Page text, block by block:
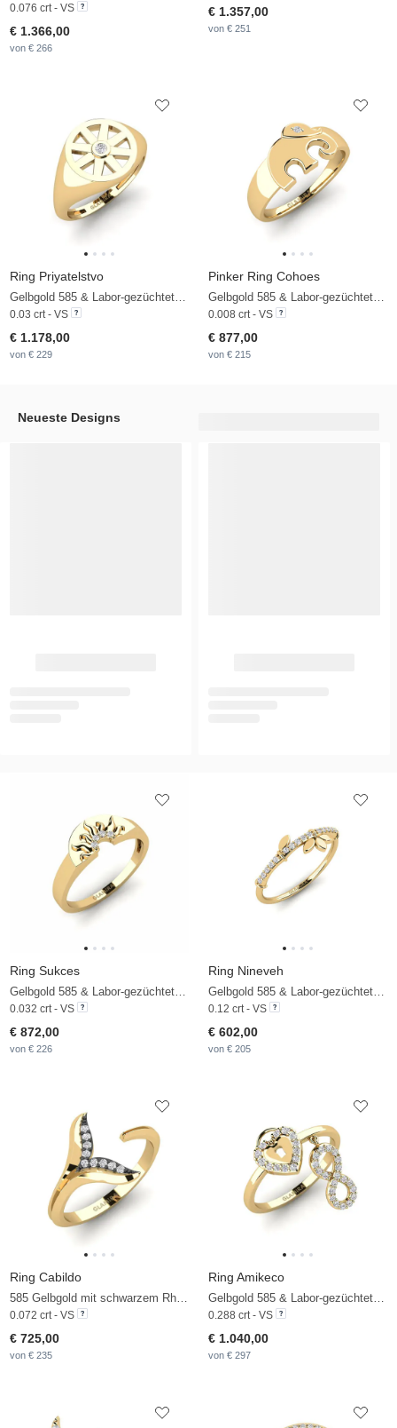
0.076 crt - VS
€ 1.366,00
von € 266
€ 1.357,00
von € 251
Ring Priyatelstvo
0.03 crt - VS
€ 1.178,00
von € 229
Pinker Ring Cohoes
0.008 crt - VS
€ 877,00
von € 215
Neueste Designs
Ring Sukces
0.032 crt - VS
€ 872,00
von € 226
Ring Nineveh
0.12 crt - VS
€ 602,00
von € 205
Ring Cabildo
0.072 crt - VS
€ 725,00
von € 235
Ring Amikeco
0.288 crt - VS
€ 1.040,00
von € 297